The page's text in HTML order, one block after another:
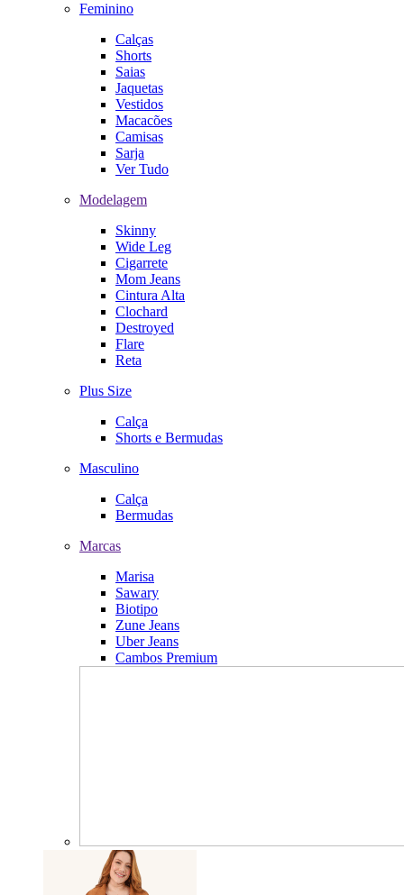
Feminino
Calças
Shorts
Saias
Jaquetas
Vestidos
Macacões
Camisas
Sarja
Ver Tudo
Modelagem
Skinny
Wide Leg
Cigarrete
Mom Jeans
Cintura Alta
Clochard
Destroyed
Flare
Reta
Plus Size
Calça
Shorts e Bermudas
Masculino
Calça
Bermudas
Marcas
Marisa
Sawary
Biotipo
Zune Jeans
Uber Jeans
Cambos Premium